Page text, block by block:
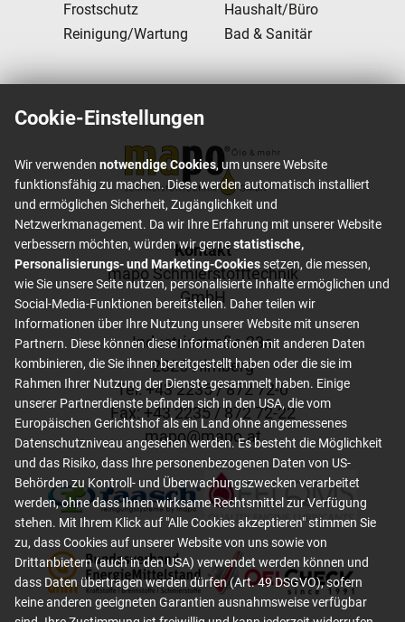
Frostschutz
Reinigung/Wartung
Haushalt/Büro
Bad & Sanitär
Footer content
Kontakt
mapo Schmierstofftechnik
GmbH
Industriestraße 23a
2325 Himberg
Tel: +43 2235 / 872 72-0
Fax: +43 2235 / 872 72-22
mapo@mapo.at
Cookie-Einstellungen
Wir verwenden notwendige Cookies, um unsere Website
funktionsfähig zu machen. Diese werden automatisch installiert
und ermöglichen Sicherheit, Zugänglichkeit und
Netzwerkmanagement. Da wir Ihre Erfahrung mit unserer Website
verbessern möchten, würden wir gernestatistische,
Personalisierungs- und Marketing-Cookiessetzen, die messen,
wie Sie unsere Seite nutzen, personalisierte Inhalte ermöglichen und
Social-Media-Funktionen bereitstellen. Daher teilen wir
Informationen über Ihre Nutzung unserer Website mit unseren
Partnern. Diese können diese Informationen mit anderen Daten
kombinieren, die Sie ihnen bereitgestellt haben oder die sie im
Rahmen Ihrer Nutzung der Dienste gesammelt haben. Einige
unserer Partnerdienste befinden sich in den USA, die vom
Europäischen Gerichtshof als ein Land ohne angemessenes
Datenschutzniveau angesehen werden. Es besteht die Möglichkeit
und das Risiko, dass Ihre personenbezogenen Daten von US-
Behörden zu Kontroll- und Überwachungszwecken verarbeitet
werden, ohne dass Ihnen wirksame Rechtsmittel zur Verfügung
stehen. Mit Ihrem Klick auf "Alle Cookies akzeptieren" stimmen Sie
zu, dass Cookies auf unserer Website von uns sowie von
Drittanbietern (auch in den USA) verwendet werden können und
dass Daten übertragen werden dürfen (Art. 49 DSGVO), sofern
keine anderen geeigneten Garantien ausnahmsweise verfügbar